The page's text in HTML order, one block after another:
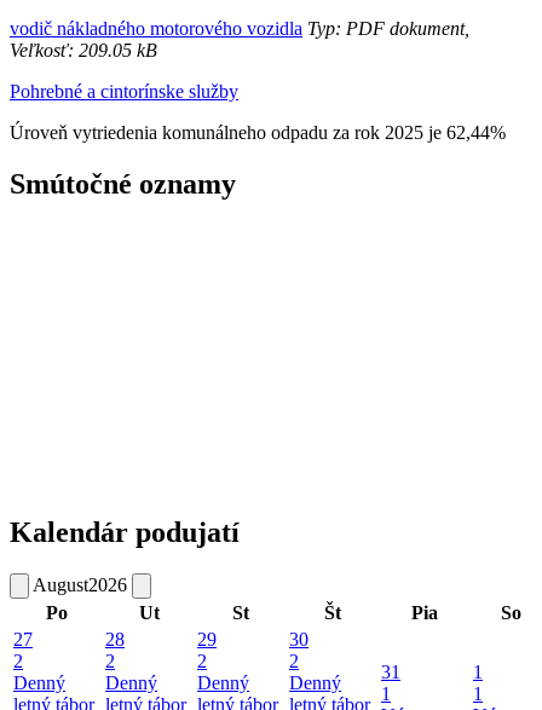
vodič nákladného motorového vozidla Typ: PDF dokument,
Veľkosť: 209.05 kB
Pohrebné a cintorínske služby
Úroveň vytriedenia komunálneho odpadu za rok 2025 je 62,44%
Smútočné oznamy
Kalendár podujatí
August2026
Po
Ut St Št Pia
So
27
2
Denný
letný tábor
28
2
Denný
letný tábor
29
2
Denný
letný tábor
30
2
Denný
letný tábor
31
1
1
1